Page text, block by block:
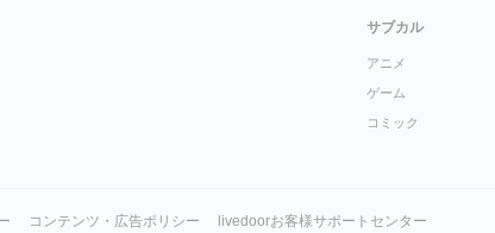
サブカル
アニメ
ゲーム
コミック
コンテンツ・広告ポリシー livedoorお客様サポートセンター